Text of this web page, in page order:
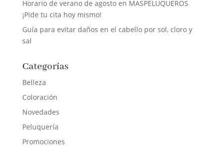
Horario de verano de agosto en MASPELUQUEROS
¡Pide tu cita hoy mismo!
Guía para evitar daños en el cabello por sol, cloro y
sal
Categorías
Belleza
Coloración
Novedades
Peluquería
Promociones